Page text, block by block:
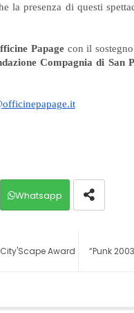
la presenza di questi
Papagecon il
Compagnia di San
Whatsapp
“Punk
Award